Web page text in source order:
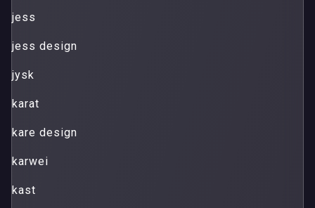
jess
jess design
jysk
karat
kare design
karwei
kast